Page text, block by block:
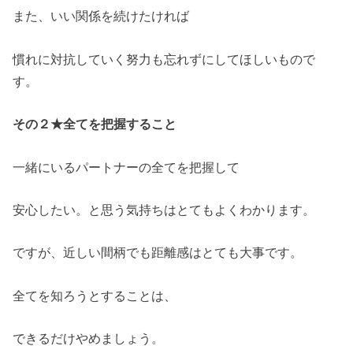
また、いい関係を続けたければ
慣れに対抗していく努力も忘れずにしてほしいもので
す。
その２★全てを把握すること
一緒にいるパートナーの全てを把握して
安心したい。と思う気持ちはとてもよくわかります。
ですが、近しい間柄でも距離感はとても大事です。
全てを知ろうとすることは、
できるだけやめましょう。